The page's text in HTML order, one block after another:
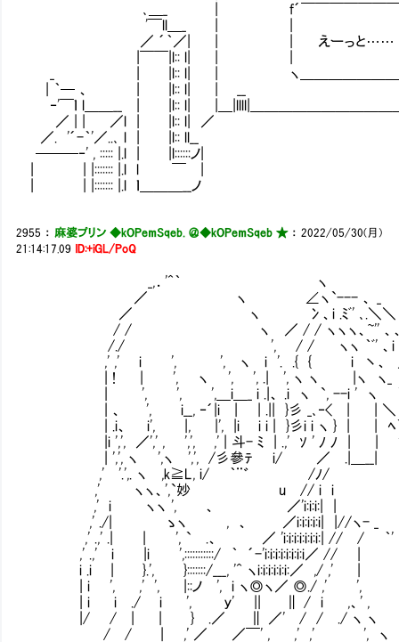
､＿_ | f´￣￣￣￣￣￣￣
'￣ll＿_ | | |
／ ´｀／| | | えー
|￣￣|l:: l| |
_ | |l:: l| | ヽ＿＿＿＿
| ｀─ 、 | |l:: l|
‐'￣ｌ l＿＿__ | |l:: l| |＿|llll|＿＿＿＿＿＿＿＿
／ | | ／l | |l:: l|
／. '´-｀'／..､ l | |l::
───‐' , ::::: |.l |
| | |::::::: |.l l ￣ |
| | |::::::: |.l ｌ＿＿＿__ノ
2955 ： 麻婆プリン ◆kOPemSqeb. ＠◆kOPemSqeb ★：2022/05/30(月)
21:14:17.09
ID:+iGL/PoQ
_,．'^｀ ヽ
／ ヽ ∠ヽ`--- 、 _
／ ヽ 冫、i .ﾐﾞ' ､.＼＼
/ / ヽ ／ / / ヽヽヽ、~'' 、、
/./ ', / / ヽヽ ｀ﾞ' 、i -
,' ,' i ', ', ヽ i '. .{ { i 丶、
| ! | ', ヽ ', ', .| ', ヽ ヽ |ヽ ヽ_
| ', ', ',＿i＿_ i .|、 .i ヽ `, --i ' ヽ `
| 、 ', i__, ‐´|i | | .|| }彡 _､‐< | |
| .i、 i', |, |', |i i i | }彡i i ヽ } | | ﾍ`～
|i ',', ／',' , ',', ,' | 斗- ﾐ | .,' ｿ ' ﾉ ﾉ | |
| ',', ヽ ',ヽ ',', /彡參ﾃ i/ ／ .|＿__| .', （ど、ど
,' '.',. ヽ ,k≧L, i/ ｀¨゛ /ﾉ/ ii ', （俺たち
,' ヽヽ、',`妙 u // i i
,' i ヽヽ ', 、 ／'i:i:i:| | |
,' ./| ゝヽ , 、 ／i:i:i:i:i| |//ヽ-
,' .,' .| | ', ` .、 ／ 'i:i:i:i:i:i:i:| // / ｀'
,' .,' i |i ',:::::::::::/ ｀ ´-'i:i:i:i:i:i:i:i／ // | ｀
i .i | }.', }:::::::/___, '^ ヽi:i:i:i:i:i:／ ,/ ,'
| i ', ,' ', |::ノ ', i ヽ◎ヽ／ ◎./ ,'
| i i ./ i ', ｙ' || ∥ / i ,、'
|/ / | | } .／ ∥ ／' / / ./ ヽ
/ / | ,' ／ ／￣' , ,' ,' ', ヽ _,．